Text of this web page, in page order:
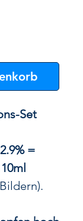
Set
=